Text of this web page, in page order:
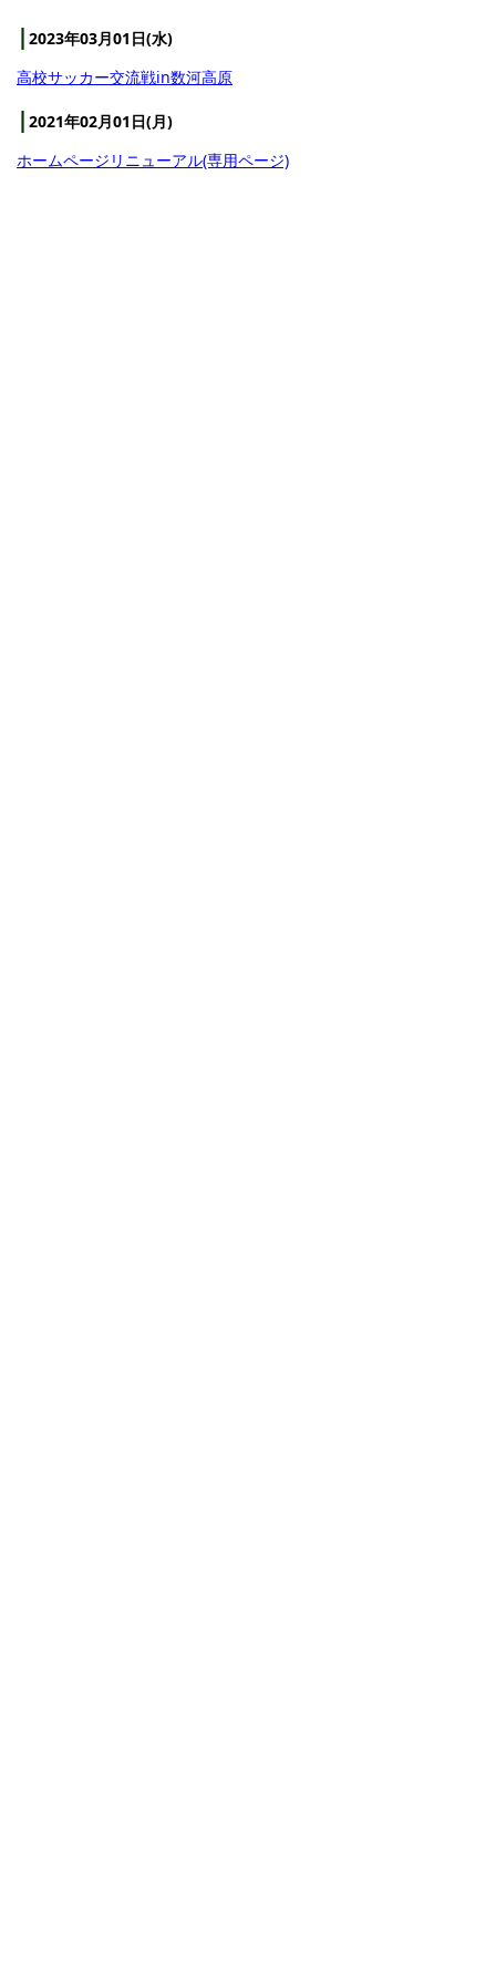
2023年03月01日(水)
高校サッカー交流戦in数河高原
2021年02月01日(月)
ホームページリニューアル(専用ページ)